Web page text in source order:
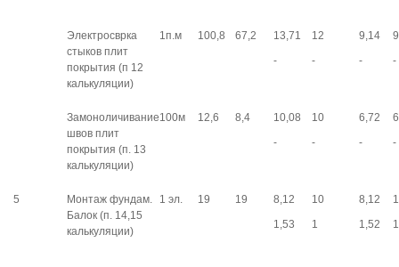
Электросврка
стыков плит
покрытия (п 12
калькуляции)
1п.м 100,8 67,2
13,71
-
12
-
9,14
-
9
-
Замоноличивание
швов плит
покрытия (п. 13
калькуляции)
100м 12,6 8,4
10,08
-
10
-
6,72
-
6
-
5
Монтаж фундам.
Балок (п. 14,15
калькуляции)
1 эл. 19 19
8,12
1,53
10
1
8,12
1,52
1